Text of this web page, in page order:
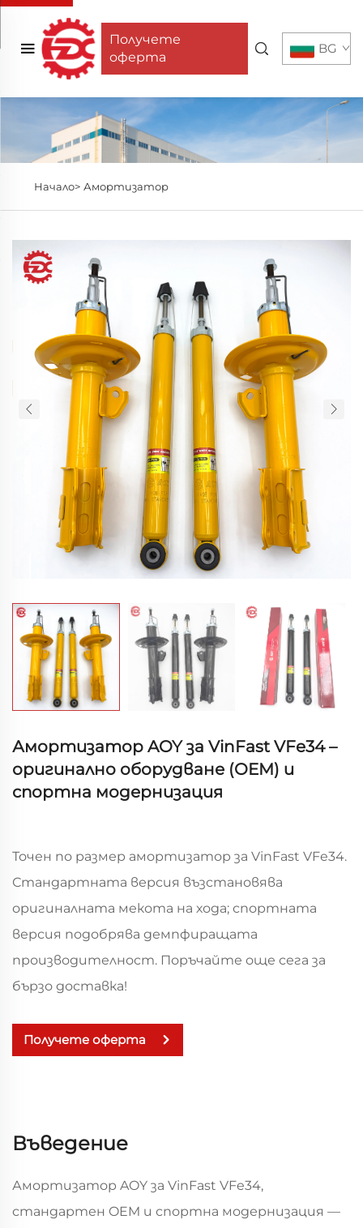
Получете
оферта
BG
Начало> Амортизатор
Амортизатор AOY за VinFast VFe34 –
оригинално оборудване (OEM) и
спортна модернизация
Точен по размер амортизатор за VinFast VFe34.
Стандартната версия възстановява
оригиналната мекота на хода; спортната
версия подобрява демпфиращата
производителност. Поръчайте още сега за
бързо доставка!
Получете оферта
Въведение
Амортизатор AOY за VinFast VFe34,
стандартен OEM и спортна модернизация —